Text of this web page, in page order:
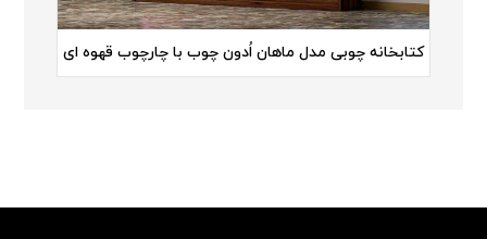
کتابخانه چوبی مدل ماهان اُدون چوب با چارچوب قهوه ای